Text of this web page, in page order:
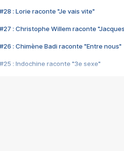
#28 : Lorie raconte "Je vais vite"
#27 : Christophe Willem raconte
#26 : Chimène Badi raconte "Entre nous"
#25 : Indochine raconte "3e sexe"